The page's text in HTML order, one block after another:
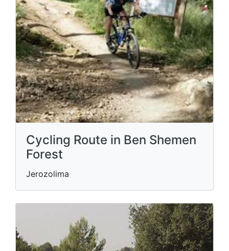
Cycling Route in Ben Shemen
Forest
Jerozolima